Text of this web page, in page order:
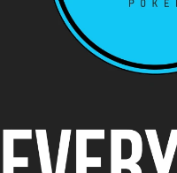
полезен тем, что вся
всех действующих
в Клекхитон в 2019, наш
так что если какой-то вид
информация есть на нашем